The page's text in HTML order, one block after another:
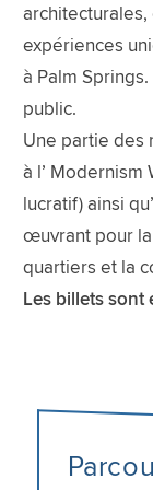
expériences
à Palm
public.
Une partie des
à l’ Modernism
lucratif) ainsi
œuvrant pour
quartiers et la
Les billets sont